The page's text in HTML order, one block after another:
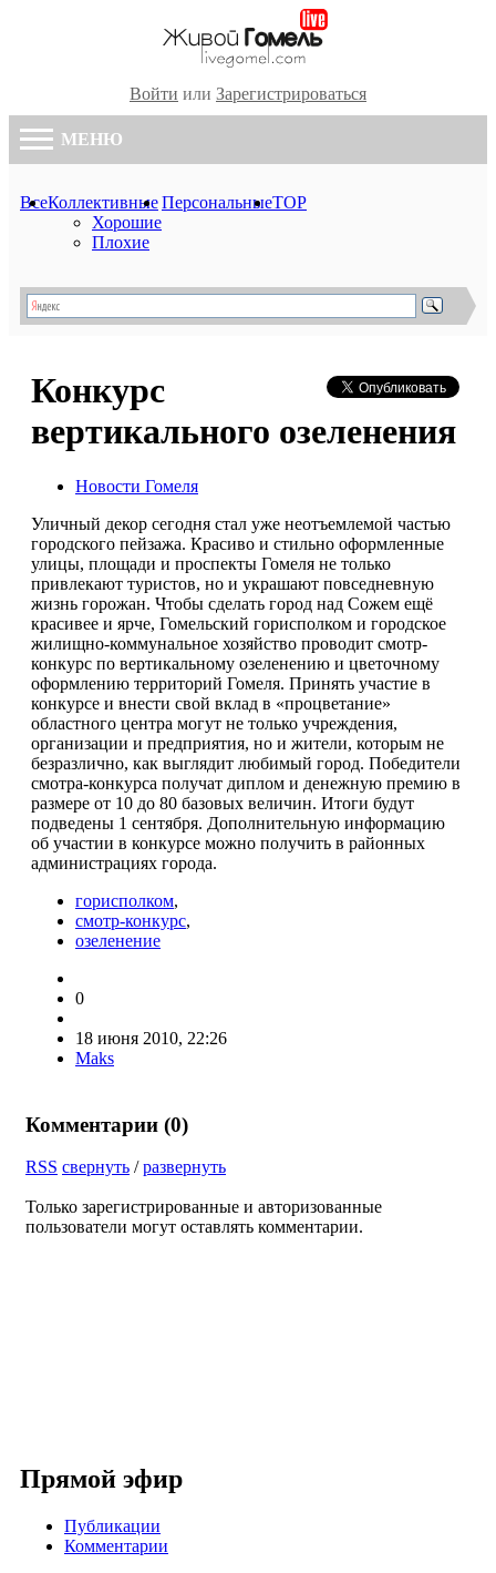
Войти или Зарегистрироваться
МЕНЮ
ВсеКоллективные
Хорошие
Плохие
ПерсональныеTOP
Конкурс
вертикального озеленения
Новости Гомеля
Уличный декор сегодня стал уже неотъемлемой частью
городского пейзажа. Красиво и стильно оформленные
улицы, площади и проспекты Гомеля не только
привлекают туристов, но и украшают повседневную
жизнь горожан. Чтобы сделать город над Сожем ещё
красивее и ярче, Гомельский горисполком и городское
жилищно-коммунальное хозяйство проводит смотр-
конкурс по вертикальному озеленению и цветочному
оформлению территорий Гомеля. Принять участие в
конкурсе и внести свой вклад в «процветание»
областного центра могут не только учреждения,
организации и предприятия, но и жители, которым не
безразлично, как выглядит любимый город. Победители
смотра-конкурса получат диплом и денежную премию в
размере от 10 до 80 базовых величин. Итоги будут
подведены 1 сентября. Дополнительную информацию
об участии в конкурсе можно получить в районных
администрациях города.
горисполком,
смотр-конкурс,
озеленение
0
18 июня 2010, 22:26
Maks
Комментарии (0)
RSS свернуть /развернуть
Только зарегистрированные и авторизованные
пользователи могут оставлять комментарии.
Прямой эфир
Публикации
Комментарии